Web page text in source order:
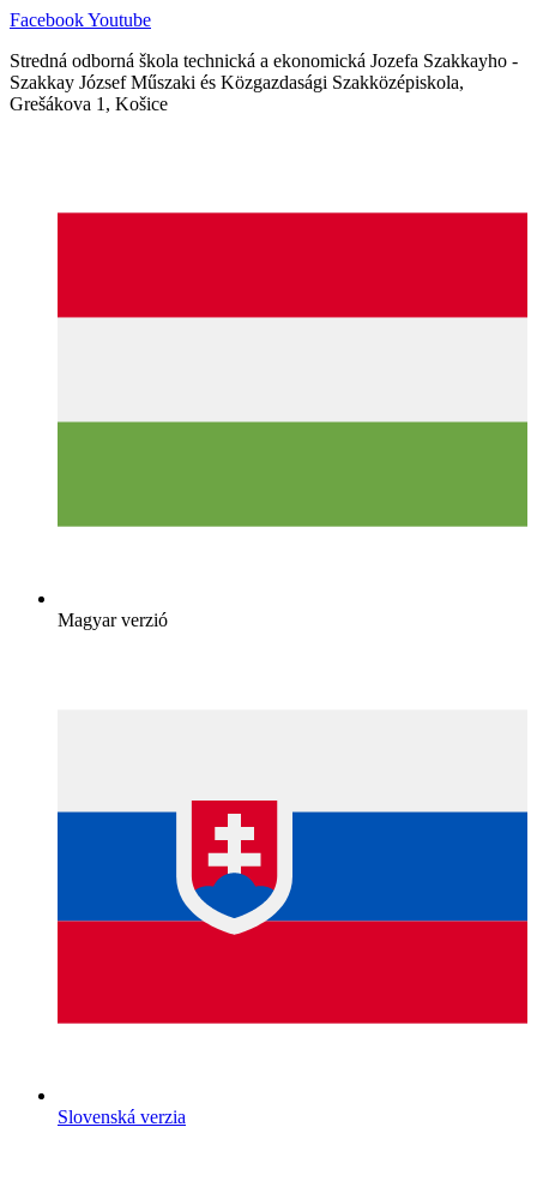
Ugrás
tartalomhoz
FacebookYoutube
Stredná odborná škola technická a ekonomická Jozefa Szakkayho -
Szakkay József Műszaki és Közgazdasági Szakközépiskola,
Grešákova 1, Košice
Magyar verzió
Slovenská verzia